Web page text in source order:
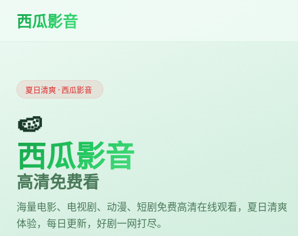
西瓜影音
夏日清爽 · 西瓜影音
🍉
西瓜影音
高清免费看
海量电影、电视剧、动漫、短剧免费高清在线观看，夏日清爽
体验，每日更新，好剧一网打尽。